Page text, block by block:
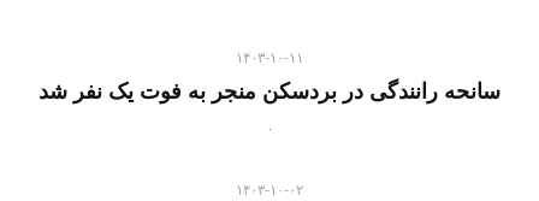
۱۴۰۳-۱۰-۱۱
سانحه رانندگی در بردسکن منجر به فوت یک نفر شد
۱۴۰۳-۱۰-۰۲